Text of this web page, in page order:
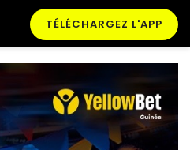
TÉLÉCHARGEZ L'APP